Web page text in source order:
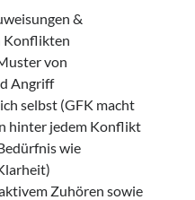
&
Konflikten
von
Angriff
selbst (GFK macht
hinter jedem Konflikt
wie
Zuhören sowie